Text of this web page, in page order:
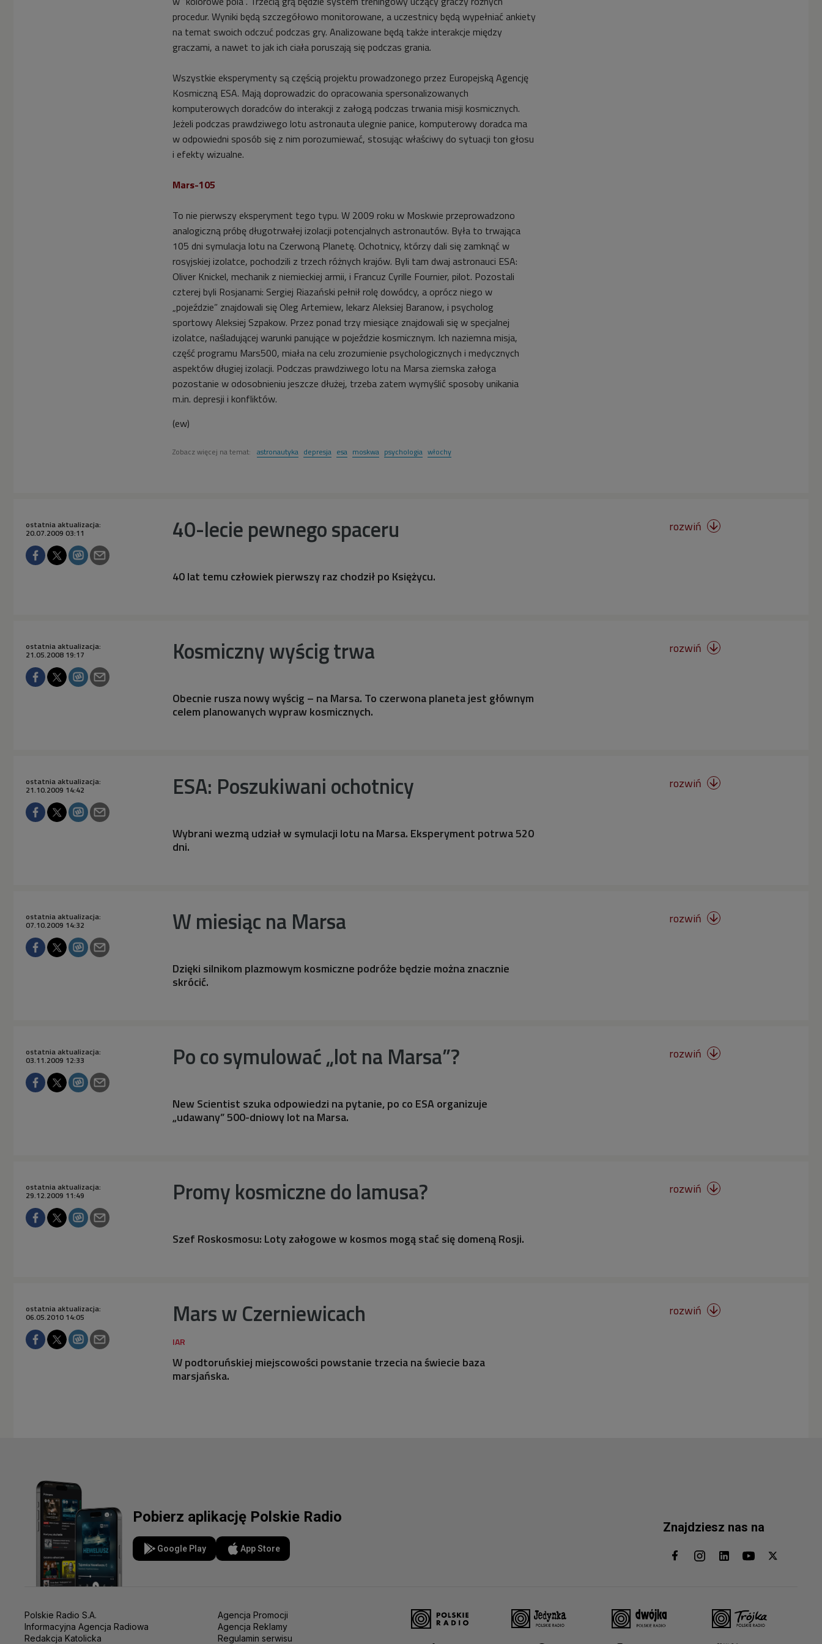
procedur. Wyniki będą szczegółowo monitorowane, a uczestnicy będą wypełniać ankiety
na temat swoich odczuć podczas gry. Analizowane będą także interakcje między
graczami, a nawet to jak ich ciała poruszają się podczas grania.
Wszystkie eksperymenty są częścią projektu prowadzonego przez Europejską Agencję
Kosmiczną ESA. Mają doprowadzic do opracowania spersonalizowanych
komputerowych doradców do interakcji z załogą podczas trwania misji kosmicznych.
Jeżeli podczas prawdziwego lotu astronauta ulegnie panice, komputerowy doradca ma
w odpowiedni sposób się z nim porozumiewać, stosując właściwy do sytuacji ton głosu
i efekty wizualne.
Mars-105
To nie pierwszy eksperyment tego typu. W 2009 roku w Moskwie przeprowadzono
analogiczną próbę długotrwałej izolacji potencjalnych astronautów. Była to trwająca
105 dni symulacja lotu na Czerwoną Planetę. Ochotnicy, którzy dali się zamknąć w
rosyjskiej izolatce, pochodzili z trzech różnych krajów. Byli tam dwaj astronauci ESA:
Oliver Knickel, mechanik z niemieckiej armii, i Francuz Cyrille Fournier, pilot. Pozostali
czterej byli Rosjanami: Sergiej Riazański pełnił rolę dowódcy, a oprócz niego w
„pojeździe” znajdowali się Oleg Artemiew, lekarz Aleksiej Baranow, i psycholog
sportowy Aleksiej Szpakow. Przez ponad trzy miesiące znajdowali się w specjalnej
izolatce, naśladującej warunki panujące w pojeździe kosmicznym. Ich naziemna misja,
część programu Mars500, miała na celu zrozumienie psychologicznych i medycznych
aspektów długiej izolacji. Podczas prawdziwego lotu na Marsa ziemska załoga
pozostanie w odosobnieniu jeszcze dłużej, trzeba zatem wymyślić sposoby unikania
m.in. depresji i konfliktów.
(ew)
Zobacz więcej na temat: astronautyka depresja esa moskwa psychologia włochy
40-lecie pewnego spaceru
ostatnia aktualizacja:
20.07.2009 03:11
40 lat temu człowiek pierwszy raz chodził po Księżycu.
rozwiń 
Kosmiczny wyścig trwa
ostatnia aktualizacja:
21.05.2008 19:17
Obecnie rusza nowy wyścig – na Marsa. To czerwona planeta jest głównym
celem planowanych wypraw kosmicznych.
rozwiń 
ESA: Poszukiwani ochotnicy
ostatnia aktualizacja:
21.10.2009 14:42
Wybrani wezmą udział w symulacji lotu na Marsa. Eksperyment potrwa 520
dni.
rozwiń 
W miesiąc na Marsa
ostatnia aktualizacja:
07.10.2009 14:32
Dzięki silnikom plazmowym kosmiczne podróże będzie można znacznie
skrócić.
rozwiń 
Po co symulować „lot na Marsa”?
ostatnia aktualizacja:
03.11.2009 12:33
New Scientist szuka odpowiedzi na pytanie, po co ESA organizuje
„udawany” 500-dniowy lot na Marsa.
rozwiń 
Promy kosmiczne do lamusa?
ostatnia aktualizacja:
29.12.2009 11:49
Szef Roskosmosu: Loty załogowe w kosmos mogą stać się domeną Rosji.
rozwiń 
Mars w Czerniewicach
ostatnia aktualizacja:
06.05.2010 14:05
W podtoruńskiej miejscowości powstanie trzecia na świecie baza
marsjańska.
rozwiń 
Pobierz aplikację Polskie Radio
Google Play App Store
Znajdziesz nas na
Polskie Radio S.A.
Informacyjna Agencja Radiowa
Redakcja Katolicka
Agencja Promocji
Agencja Reklamy
Regulamin serwisu